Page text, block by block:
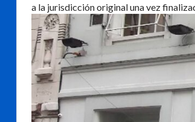
a la jurisdicción original una vez